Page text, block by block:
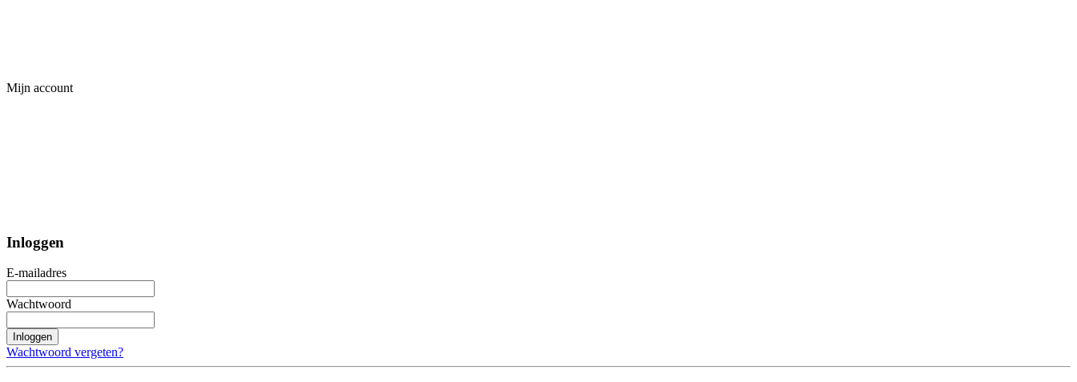
Mijn account
Inloggen
E-mailadres
Wachtwoord
Inloggen
Wachtwoord vergeten?